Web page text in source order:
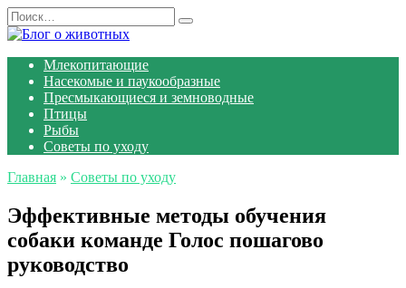
Перейти
к
Search
for:
Млекопитающие
Насекомые и паукообразные
Пресмыкающиеся и земноводные
Птицы
Рыбы
Советы по уходу
Главная » Советы по уходу
Эффективные методы обучения
собаки команде Голос пошагово
руководство